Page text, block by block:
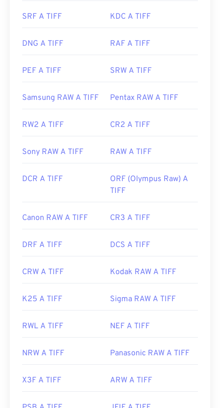
i file TIFF.
Data di uscita iniziale:
1986
https://www.adobe.com/creativecloud/file-
https://www.file-extensions.org/tiff-file-extension
SRF A TIFF KDC A TIFF
DNG A TIFF RAF A TIFF
PEF A TIFF SRW A TIFF
Samsung RAW A TIFF Pentax RAW A TIFF
RW2 A TIFF CR2 A TIFF
Sony RAW A TIFF RAW A TIFF
DCR A TIFF
ORF (Olympus Raw) A
TIFF
Canon RAW A TIFF CR3 A TIFF
DRF A TIFF DCS A TIFF
CRW A TIFF Kodak RAW A TIFF
K25 A TIFF Sigma RAW A TIFF
RWL A TIFF NEF A TIFF
NRW A TIFF Panasonic RAW A TIFF
X3F A TIFF ARW A TIFF